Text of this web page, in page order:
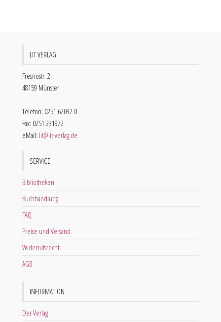
LIT VERLAG
Fresnostr. 2
48159 Münster
Telefon: 0251 62032 0
Fax: 0251 231972
eMail: lit@lit-verlag.de
SERVICE
Bibliotheken
Buchhandlung
FAQ
Preise und Versand
Widerrufsrecht
AGB
INFORMATION
Der Verlag